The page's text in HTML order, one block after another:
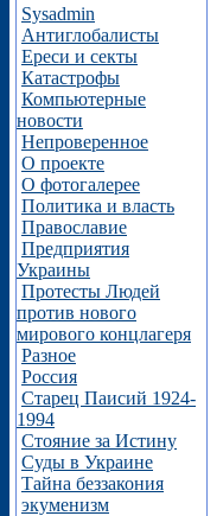
Sysadmin
Антиглобалисты
Ереси и секты
Катастрофы
Компьютерные
новости
Непроверенное
О проекте
О фотогалерее
Политика и власть
Православие
Предприятия
Украины
Протесты Людей
против нового
мирового концлагеря
Разное
Россия
Старец Паисий 1924-
1994
Стояние за Истину
Суды в Украине
Тайна беззакония
экуменизм